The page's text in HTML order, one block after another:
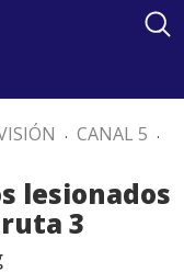
. CANAL 5 .
lesionados
3